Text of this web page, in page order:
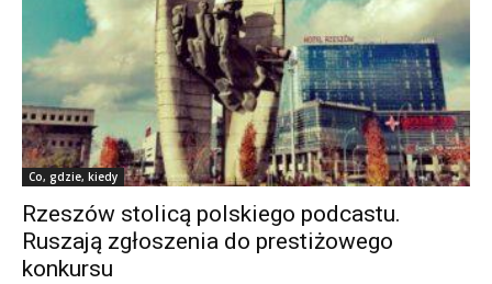
Co, gdzie, kiedy
Rzeszów stolicą polskiego podcastu.
Ruszają zgłoszenia do prestiżowego
konkursu